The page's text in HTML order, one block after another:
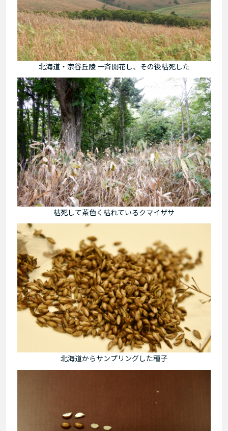
北海道・宗谷丘陵 一斉開花し、その後枯死した
枯死して茶色く枯れているクマイザサ
北海道からサンプリングした種子